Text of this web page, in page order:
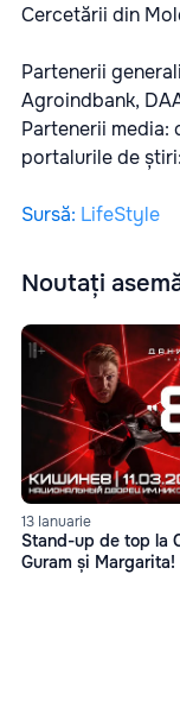
Cercetării din
Partenerii
Agroindbank,
Partenerii media:
portalurile de
Sursă: LifeStyle
Noutați
13 Ianuarie
Stand-up de top la
Guram și Margarita!